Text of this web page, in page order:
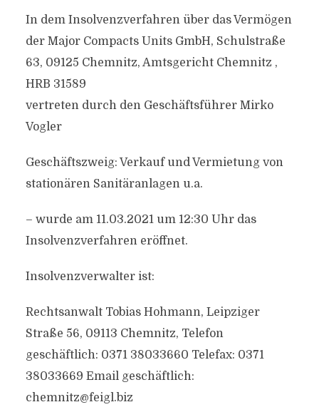
In dem Insolvenzverfahren über das Vermögen
der Major Compacts Units GmbH, Schulstraße
63, 09125 Chemnitz, Amtsgericht Chemnitz ,
HRB 31589
vertreten durch den Geschäftsführer Mirko
Vogler
Geschäftszweig: Verkauf und Vermietung von
stationären Sanitäranlagen u.a.
– wurde am 11.03.2021 um 12:30 Uhr das
Insolvenzverfahren eröffnet.
Insolvenzverwalter ist:
Rechtsanwalt Tobias Hohmann, Leipziger
Straße 56, 09113 Chemnitz, Telefon
geschäftlich: 0371 38033660 Telefax: 0371
38033669 Email geschäftlich:
chemnitz@feigl.biz